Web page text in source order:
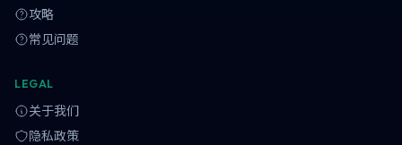
攻略
常见问题
LEGAL
关于我们
隐私政策